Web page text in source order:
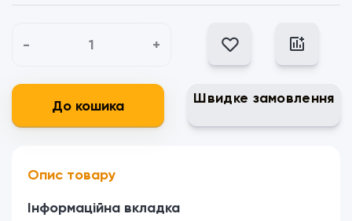
- +
До кошика Швидке замовлення
Опис товару
Інформаційна вкладка